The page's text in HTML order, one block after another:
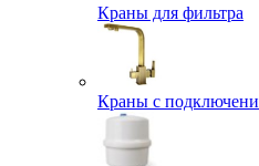
Краны для фильтра
Краны с